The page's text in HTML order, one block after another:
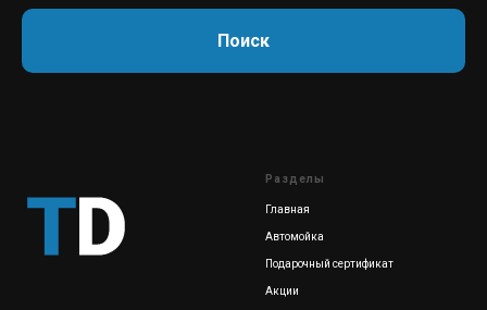
Поиск
Разделы
Главная
Автомойка
Подарочный сертификат
Акции